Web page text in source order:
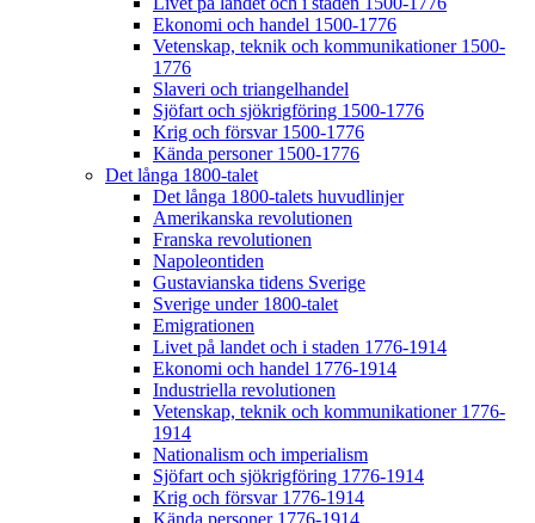
Ekonomi och handel 1500-1776
Vetenskap, teknik och kommunikationer 1500-
1776
Slaveri och triangelhandel
Sjöfart och sjökrigföring 1500-1776
Krig och försvar 1500-1776
Kända personer 1500-1776
Det långa 1800-talet
Det långa 1800-talets huvudlinjer
Amerikanska revolutionen
Franska revolutionen
Napoleontiden
Gustavianska tidens Sverige
Sverige under 1800-talet
Emigrationen
Livet på landet och i staden 1776-1914
Ekonomi och handel 1776-1914
Industriella revolutionen
Vetenskap, teknik och kommunikationer 1776-
1914
Nationalism och imperialism
Sjöfart och sjökrigföring 1776-1914
Krig och försvar 1776-1914